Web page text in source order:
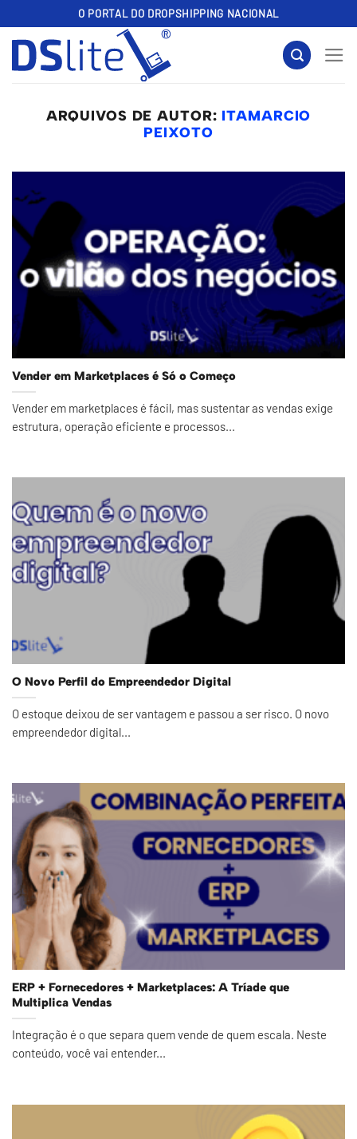
to
content
O PORTAL DO DROPSHIPPING NACIONAL
ARQUIVOS DE AUTOR: ITAMARCIO
PEIXOTO
Vender em Marketplaces é Só o Começo
Vender em marketplaces é fácil, mas sustentar as vendas exige
estrutura, operação eficiente e processos...
O Novo Perfil do Empreendedor Digital
O estoque deixou de ser vantagem e passou a ser risco. O novo
empreendedor digital...
ERP + Fornecedores + Marketplaces: A Tríade que
Multiplica Vendas
Integração é o que separa quem vende de quem escala. Neste
conteúdo, você vai entender...